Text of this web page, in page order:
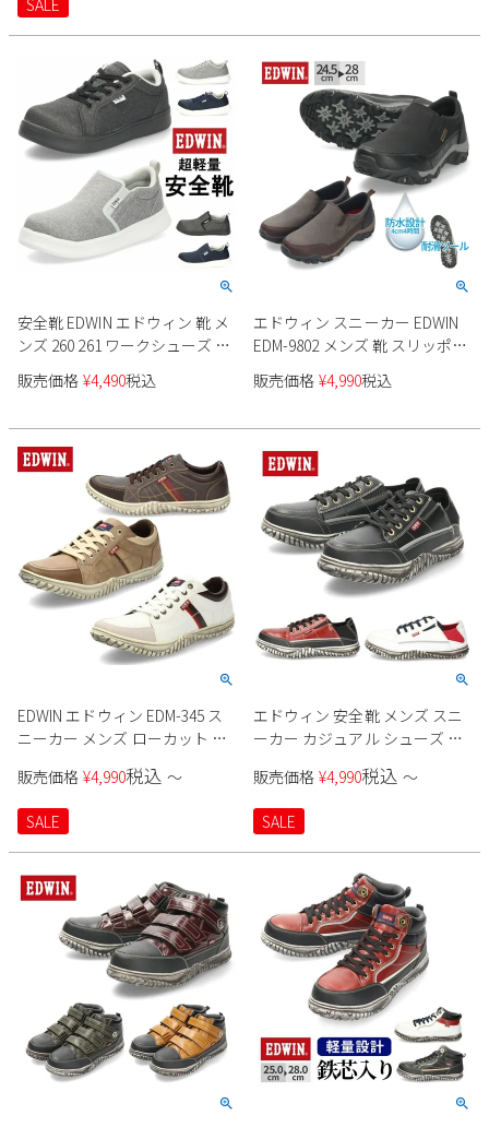
puma
GAP
EDWIN
new balance
瞬足
財布
メルマガ購買
営業日カレンダー
休業日 お問い合わせ窓口休業日
2026 年8月
2
3 4 6 7
8
9
10 13 14
23
24 25 26 27 28
29
30
2026 年9月
日 月 木 金
土
4
5
6
7 8 11
14 15 17 18
19
21 22 24 25
26
新規会員登録
会社概要
プライバシーポリシー
特定商取引法に基づく表示
お問い合わせ
安全靴 EDWIN エドウィン 靴 メ
ンズ 260 261 ワークシューズ 軽
量 スニーカー スリッポン 紐靴
ネイビー ブラック グレー
販売価格 ¥4,490税込
エドウィン スニーカー EDWIN
EDM-9802 メンズ 靴 スリッポン
モック 防水設計 防滑 ローカッ
ト カジュアル アウトドア 普段
販売価格 ¥4,990税込
EDWIN エドウィン EDM-345 ス
ニーカー メンズ ローカット ホ
ン カジュアル
販売価格 ¥4,990税込 〜
SALE
エドウィン 安全靴 メンズ スニ
ーカー カジュアル シューズ お
靴 EDWIN ESM-104 ブラック レ
ッド ホワイト ローカット
販売価格 ¥4,990税込 〜
SALE